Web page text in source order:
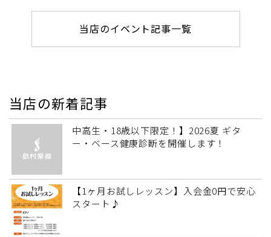
当店のイベント記事一覧
当店の新着記事
中高生・18歳以下限定！】2026夏 ギタ
ー・ベース健康診断を開催します！
【1ヶ月お試しレッスン】入会金0円で安心
スタート♪